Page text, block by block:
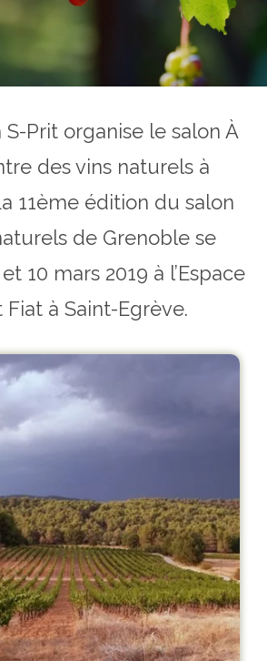
S-Prit organise le salon À
des vins naturels à
11ème édition du salon
de Grenoble se
10 mars 2019 à l’Espace
Fiat à Saint-Egrève.